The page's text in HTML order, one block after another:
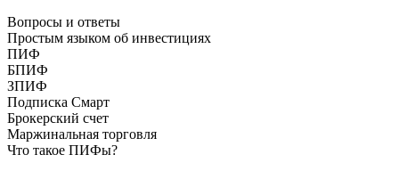
Вопросы и ответы
Простым языком об инвестициях
ПИФ
БПИФ
ЗПИФ
Подписка Смарт
Брокерский счет
Маржинальная торговля
Что такое ПИФы?